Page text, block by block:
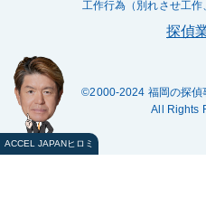
工作行為（別れさせ工作
探偵
©2000-2024 福岡の探偵
All Rights
ACCEL JAPANヒロミ